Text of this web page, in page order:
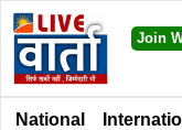
Join
National